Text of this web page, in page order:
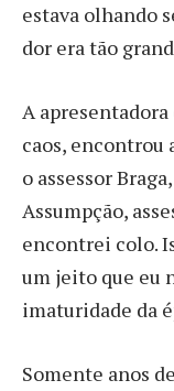
estava olhando
dor era tão
A
caos, encontrou
o assessor
Assumpção,
encontrei colo.
um jeito que eu
imaturidade da
Somente anos